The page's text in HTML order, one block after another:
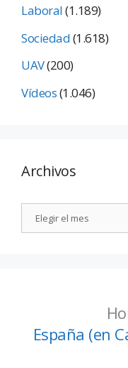
Laboral(1.189)
Sociedad(1.618)
UAV(200)
Vídeos(1.046)
Archivos
España (en